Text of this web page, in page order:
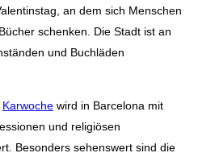
an dem sich Menschen
schenken. Die Stadt ist an
und Buchläden
Karwoche wird in Barcelona mit
und religiösen
Besonders sehenswert sind die